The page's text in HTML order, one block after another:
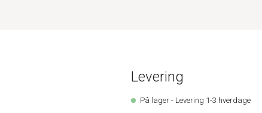
Levering
På lager - Levering 1-3 hverdage